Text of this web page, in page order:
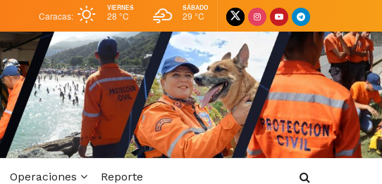
Caracas:
VIERNES
28 °C
SÁBADO
29 °C
Operaciones Reporte